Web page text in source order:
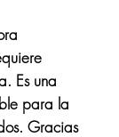
Es una
para la
Gracias